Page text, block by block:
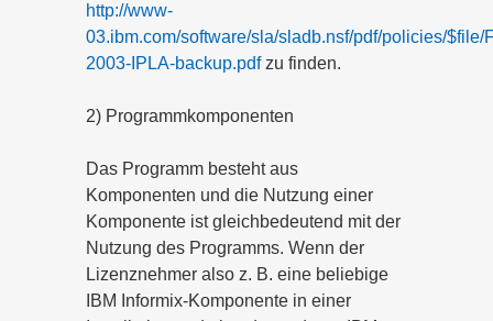
http://www-
03.ibm.com/software/sla/sladb.nsf/pdf/policies/$file/
2003-IPLA-backup.pdfzu finden.
2) Programmkomponenten
Das Programm besteht aus
Komponenten und die Nutzung einer
Komponente ist gleichbedeutend mit der
Nutzung des Programms. Wenn der
Lizenznehmer also z. B. eine beliebige
IBM Informix-Komponente in einer